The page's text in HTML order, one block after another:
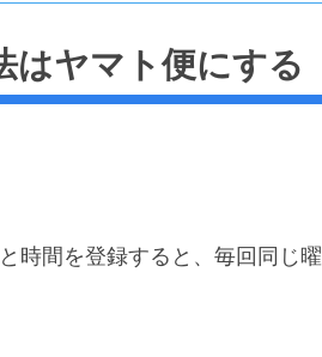
はヤマト便にする
時間を登録すると、毎回同じ曜